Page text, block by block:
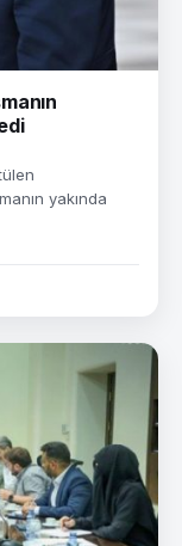
yakında